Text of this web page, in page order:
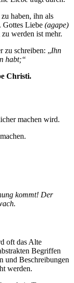
haben, ihn als
Gottes Liebe (agape)
werden ist mehr.
zu schreiben: „Ihn
habt;“
Christi.
machen wird.
kommt! Der
oft das Alte
Begriffen
und Beschreibungen
werden.